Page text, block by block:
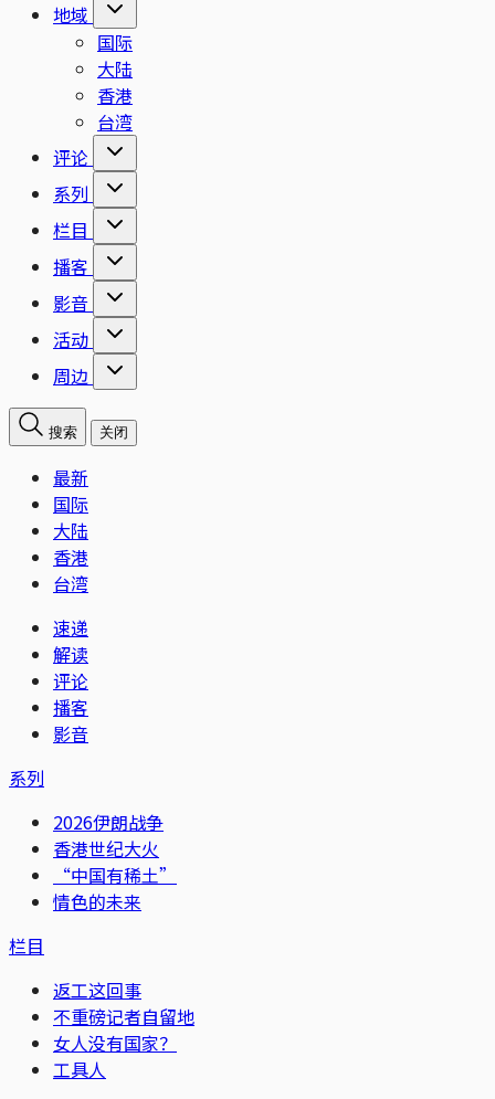
地域
国际
大陆
香港
台湾
评论
系列
栏目
播客
影音
活动
周边
搜索 关闭
最新
国际
大陆
香港
台湾
速递
解读
评论
播客
影音
系列
2026伊朗战争
香港世纪大火
“中国有稀土”
情色的未来
栏目
返工这回事
不重磅记者自留地
女人没有国家？
工具人